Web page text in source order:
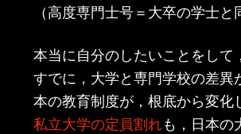
（高度専門士号＝大卒の学士と
本当に自分のしたいことをし
すでに，大学と専門学校の差
本の教育制度が，根底から変
私立大学の定員割れも，日本の